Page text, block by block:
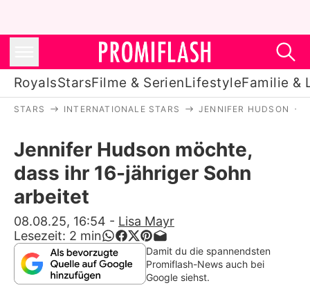
RoyalsStarsFilme & SerienLifestyleFamilie &
Stars
Filme & Serien
Lifestyle
Familie & Liebe
Promiflash Exklusiv
STARS INTERNATIONALE STARS JENNIFER HUDSON
Jennifer Hudson möchte,
dass ihr 16-jähriger Sohn
arbeitet
08.08.25, 16:54 - Lisa Mayr
Lesezeit: 2 min
Damit du die spannendsten
Promiflash-News auch bei
Google siehst.